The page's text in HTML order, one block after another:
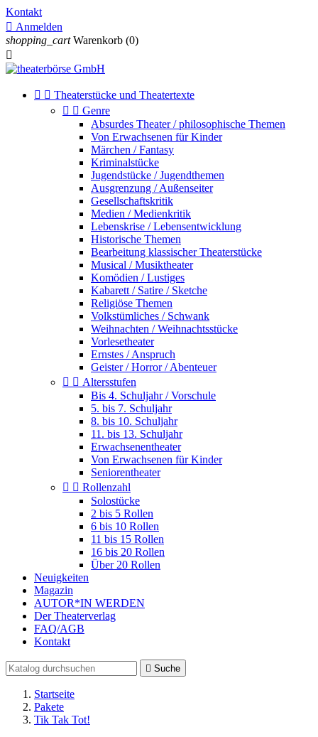
Kontakt
 Anmelden
shopping_cart Warenkorb (0)

  Theaterstücke und Theatertexte
  Genre
Absurdes Theater / philosophische Themen
Von Erwachsenen für Kinder
Märchen / Fantasy
Kriminalstücke
Jugendstücke / Jugendthemen
Ausgrenzung / Außenseiter
Gesellschaftskritik
Medien / Medienkritik
Lebenskrise / Lebensentwicklung
Historische Themen
Bearbeitung klassischer Theaterstücke
Musical / Musiktheater
Komödien / Lustiges
Kabarett / Satire / Sketche
Religiöse Themen
Volkstümliches / Schwank
Weihnachten / Weihnachtsstücke
Vorlesetheater
Ernstes / Anspruch
Geister / Horror / Abenteuer
  Altersstufen
Bis 4. Schuljahr / Vorschule
5. bis 7. Schuljahr
8. bis 10. Schuljahr
11. bis 13. Schuljahr
Erwachsenentheater
Von Erwachsenen für Kinder
Seniorentheater
  Rollenzahl
Solostücke
2 bis 5 Rollen
6 bis 10 Rollen
11 bis 15 Rollen
16 bis 20 Rollen
Über 20 Rollen
Neuigkeiten
Magazin
AUTOR*IN WERDEN
Der Theaterverlag
FAQ/AGB
Kontakt
 Suche
Startseite
Pakete
Tik Tak Tot!